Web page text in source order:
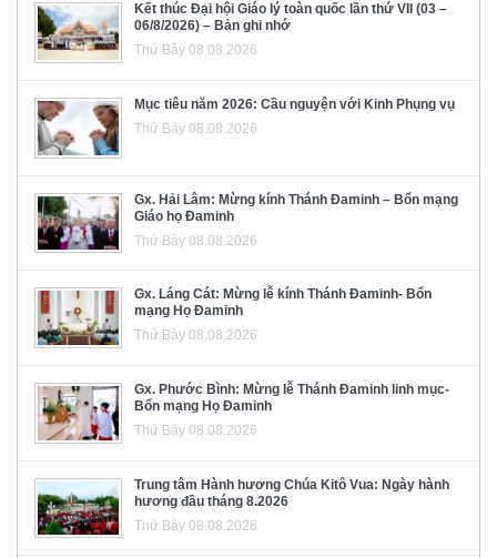
Kết thúc Đại hội Giáo lý toàn quốc lần thứ VII (03 –
06/8/2026) – Bản ghi nhớ
Thứ Bảy 08.08.2026
Mục tiêu năm 2026: Cầu nguyện với Kinh Phụng vụ
Thứ Bảy 08.08.2026
Gx. Hải Lâm: Mừng kính Thánh Đaminh – Bổn mạng
Giáo họ Đaminh
Thứ Bảy 08.08.2026
Gx. Láng Cát: Mừng lễ kính Thánh Đaminh- Bổn
mạng Họ Đaminh
Thứ Bảy 08.08.2026
Gx. Phước Bình: Mừng lễ Thánh Đaminh linh mục-
Bổn mạng Họ Đaminh
Thứ Bảy 08.08.2026
Trung tâm Hành hương Chúa Kitô Vua: Ngày hành
hương đầu tháng 8.2026
Thứ Bảy 08.08.2026